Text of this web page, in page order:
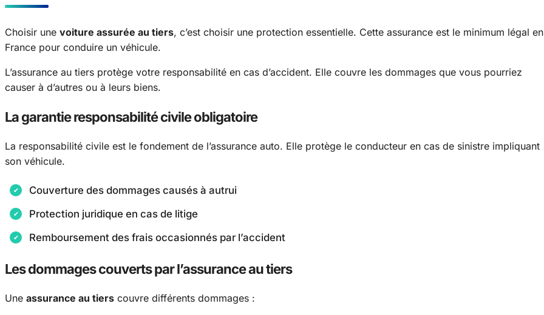
Choisir une voiture assurée au tiers, c’est choisir une protection essentielle. Cette assurance est le minimum légal en
France pour conduire un véhicule.
L’assurance au tiers protège votre responsabilité en cas d’accident. Elle couvre les dommages que vous pourriez
causer à d’autres ou à leurs biens.
La garantie responsabilité civile obligatoire
La responsabilité civile est le fondement de l’assurance auto. Elle protège le conducteur en cas de sinistre impliquant
son véhicule.
Couverture des dommages causés à autrui
Protection juridique en cas de litige
Remboursement des frais occasionnés par l’accident
Les dommages couverts par l’assurance au tiers
Une assurance au tiers couvre différents dommages :